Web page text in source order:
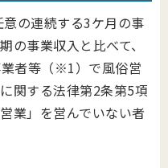
の連続する3ケ月の事
の事業収入と比べて、
者等（※1）で風俗営
関する法律第2条第5項
業」を営んでいない者